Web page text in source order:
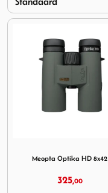
Meopta Optika HD 8x42
325,00